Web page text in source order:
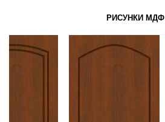
РИСУНКИ МДФ